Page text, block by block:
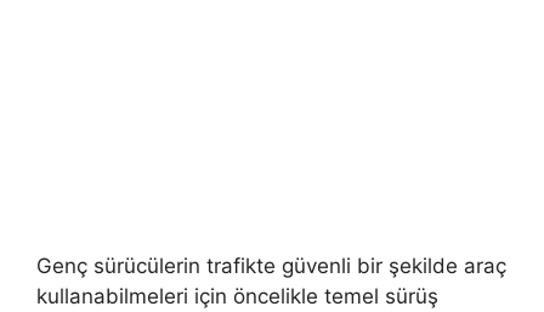
Genç sürücülerin trafikte güvenli bir şekilde araç
kullanabilmeleri için öncelikle temel sürüş